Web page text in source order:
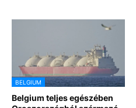
BELGIUM
Belgium teljes egészében